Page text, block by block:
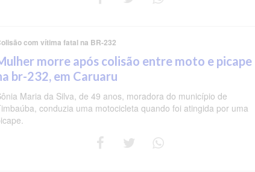
com vítima fatal na BR-232
morre após colisão entre moto e picape
br-232, em Caruaru
Maria da Silva, de 49 anos, moradora do município de
conduzia uma motocicleta quando foi atingida por uma